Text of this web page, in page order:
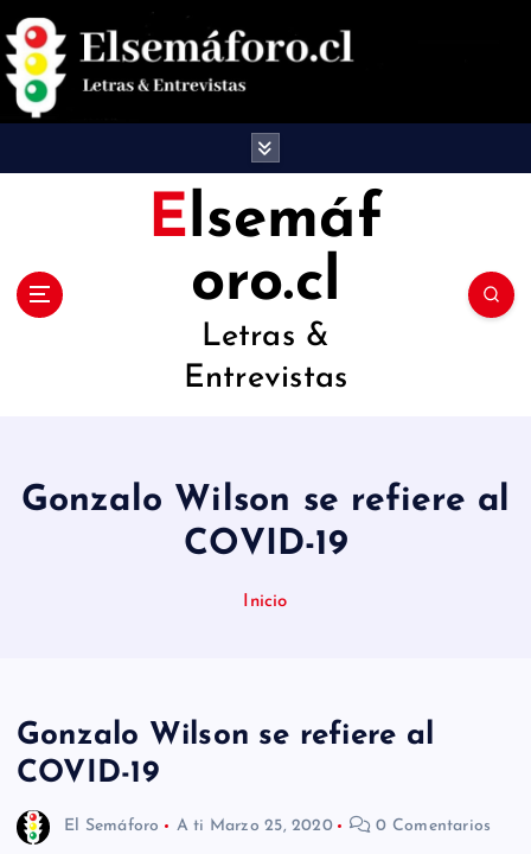
a
Elsemáf
oro.cl
Letras &
Entrevistas
Gonzalo Wilson se refiere al
COVID-19
Inicio
Gonzalo Wilson se refiere al
COVID-19
El Semáforo A ti Marzo 25, 2020 0 Comentarios